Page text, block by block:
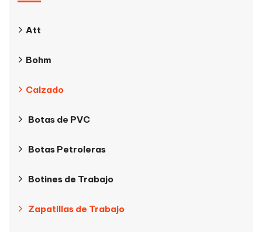
Att
Bohm
Calzado
Botas de PVC
Botas Petroleras
Botines de Trabajo
Zapatillas de Trabajo